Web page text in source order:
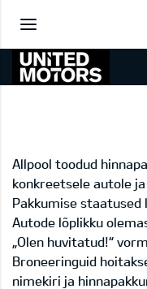
Allpool toodud
konkreetsele autole
Pakkumise staatused
Autode lõplikku
„Olen huvitatud!“
Broneeringuid
nimekiri ja